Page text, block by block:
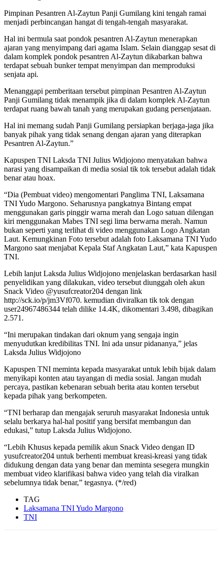
Pimpinan Pesantren Al-Zaytun Panji Gumilang kini tengah ramai
menjadi perbincangan hangat di tengah-tengah masyarakat.
Hal ini bermula saat pondok pesantren Al-Zaytun menerapkan
ajaran yang menyimpang dari agama Islam. Selain dianggap sesat di
dalam komplek pondok pesantren Al-Zaytun dikabarkan bahwa
terdapat sebuah bunker tempat menyimpan dan memproduksi
senjata api.
Menanggapi pemberitaan tersebut pimpinan Pesantren Al-Zaytun
Panji Gumilang tidak menampik jika di dalam komplek Al-Zaytun
terdapat ruang bawah tanah yang merupakan gudang persenjataan.
Hal ini memang sudah Panji Gumilang persiapkan berjaga-jaga jika
banyak pihak yang tidak senang dengan ajaran yang diterapkan
Pesantren Al-Zaytun.”
Kapuspen TNI Laksda TNI Julius Widjojono menyatakan bahwa
narasi yang disampaikan di media sosial tik tok tersebut adalah tidak
benar atau hoax.
“Dia (Pembuat video) mengomentari Panglima TNI, Laksamana
TNI Yudo Margono. Seharusnya pangkatnya Bintang empat
menggunakan garis pinggir warna merah dan Logo satuan dilengan
kiri menggunakan Mabes TNI segi lima berwarna merah. Namun
bukan seperti yang terlihat di video menggunakan Logo Angkatan
Laut. Kemungkinan Foto tersebut adalah foto Laksamana TNI Yudo
Margono saat menjabat Kepala Staf Angkatan Laut,” kata Kapuspen
TNI.
Lebih lanjut Laksda Julius Widjojono menjelaskan berdasarkan hasil
penyelidikan yang dilakukan, video tersebut diunggah oleh akun
Snack Video @yusufcreator204 dengan link
http://sck.io/p/jm3Vf070. kemudian diviralkan tik tok dengan
user24967486344 telah dilike 14.4K, dikomentari 3.498, dibagikan
2.571.
“Ini merupakan tindakan dari oknum yang sengaja ingin
menyudutkan kredibilitas TNI. Ini ada unsur pidananya,” jelas
Laksda Julius Widjojono
Kapuspen TNI meminta kepada masyarakat untuk lebih bijak dalam
menyikapi konten atau tayangan di media sosial. Jangan mudah
percaya, pastikan kebenaran sebuah berita atau konten tersebut
kepada pihak yang berkompeten.
“TNI berharap dan mengajak seruruh masyarakat Indonesia untuk
selalu berkarya hal-hal positif yang bersifat membangun dan
edukasi,” tutup Laksda Julius Widjojono.
“Lebih Khusus kepada pemilik akun Snack Video dengan ID
yusufcreator204 untuk berhenti membuat kreasi-kreasi yang tidak
didukung dengan data yang benar dan meminta sesegera mungkin
membuat video klarifikasi bahwa video yang telah dia viralkan
sebelumnya tidak benar,” tegasnya. (*/red)
TAG
Laksamana TNI Yudo Margono
TNI